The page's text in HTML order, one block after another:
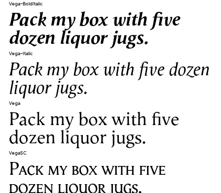
Vega-BoldItalic
Pack my box with five
dozen liquor jugs.
Vega-Italic
Pack my box with five dozen
liquor jugs.
Vega
Pack my box with five
dozen liquor jugs.
VegaSC
Pack my box with five
dozen liquor jugs.